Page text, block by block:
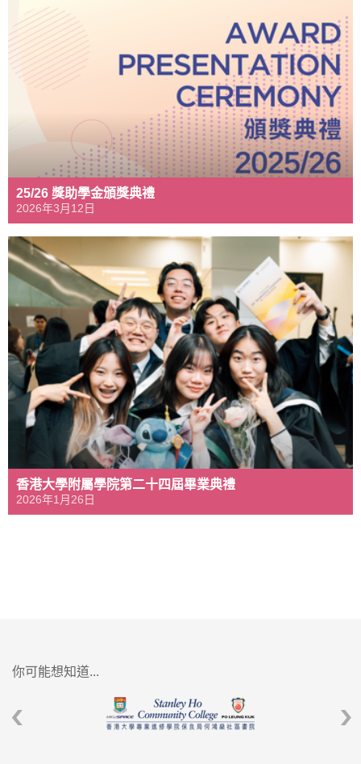
25/26 獎助學金頒獎典禮
2026年3月12日
香港大學附屬學院第二十四屆畢業典禮
2026年1月26日
你可能想知道...